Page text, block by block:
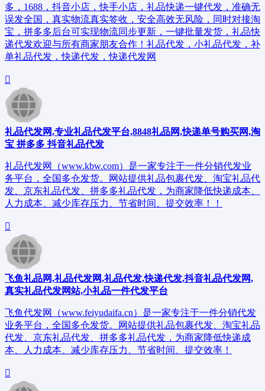
多，1688，抖音小店，快手小店，礼品快递一键代发，准确无
误发全国，真实物流真实签收，安全高效无风险，同时对接淘
宝，拼多多后台可实现物流同步更新，一键批量发货，礼品快
递代发欢迎与所有商家朋友合作！礼品代发，小礼品代发，补
单礼品代发，快递代发，快递代发网
礼品代发网,专业礼品代发平台,8848礼品网,快递单号购买网,淘
宝 拼多多 抖音礼品代发
礼品代发网（www.kbw.com）是一家专注于一件分销代发业
务平台，全国多仓发货。网站提供礼品包裹代发、淘宝礼品代
发、京东礼品代发、拼多多礼品代发，为商家降低快递成本、
人力成本、减少库存压力、节省时间、提交效率！！
飞鱼礼品网,礼品代发网,礼品代发,快递代发,抖音礼品代发网,
真实礼品代发网站,小礼品一件代发平台
飞鱼代发网（www.feiyudaifa.cn）是一家专注于一件分销代发
业务平台，全国多仓发货。网站提供礼品包裹代发、淘宝礼品
代发、京东礼品代发、拼多多礼品代发，为商家降低快递成
本、人力成本、减少库存压力、节省时间、提交效率！